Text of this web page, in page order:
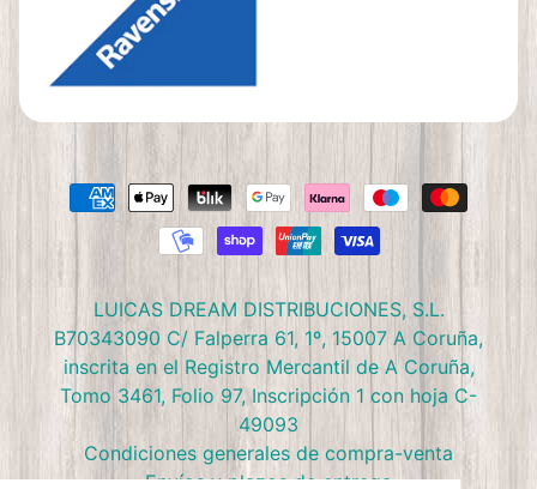
LUICAS DREAM DISTRIBUCIONES, S.L.
B70343090 C/ Falperra 61, 1º, 15007 A Coruña,
inscrita en el Registro Mercantil de A Coruña,
Tomo 3461, Folio 97, Inscripción 1 con hoja C-
49093
Condiciones generales de compra-venta
Envíos y plazos de entrega